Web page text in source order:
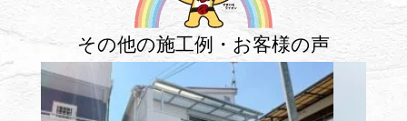
その他の施工例・お客様の声